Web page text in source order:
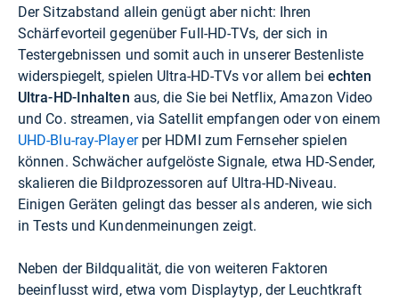
Der Sitzabstand allein genügt aber nicht: Ihren
Schärfevorteil gegenüber Full-HD-TVs, der sich in
Testergebnissen und somit auch in unserer Bestenliste
widerspiegelt, spielen Ultra-HD-TVs vor allem bei echten
Ultra-HD-Inhalten aus, die Sie bei Netflix, Amazon Video
und Co. streamen, via Satellit empfangen oder von einem
UHD-Blu-ray-Playerper HDMI zum Fernseher spielen
können. Schwächer aufgelöste Signale, etwa HD-Sender,
skalieren die Bildprozessoren auf Ultra-HD-Niveau.
Einigen Geräten gelingt das besser als anderen, wie sich
in Tests und Kundenmeinungen zeigt.
Neben der Bildqualität, die von weiteren Faktoren
beeinflusst wird, etwa vom Displaytyp, der Leuchtkraft